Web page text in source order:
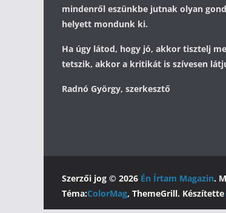
mindenről eszünkbe jutnak olyan
helyett mondunk ki.
Ha úgy látod, hogy jó, akkor tisztelj
tetszik, akkor a kritikát is szívesen
Radnó György, szerkesztő
Szerzői jog © 2026 Én Írtam Magazin.
Téma:ColorMag, ThemeGrill. Készítette